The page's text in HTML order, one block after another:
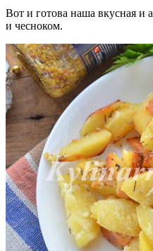
Вот и готова наша вкусная и
и чесноком.